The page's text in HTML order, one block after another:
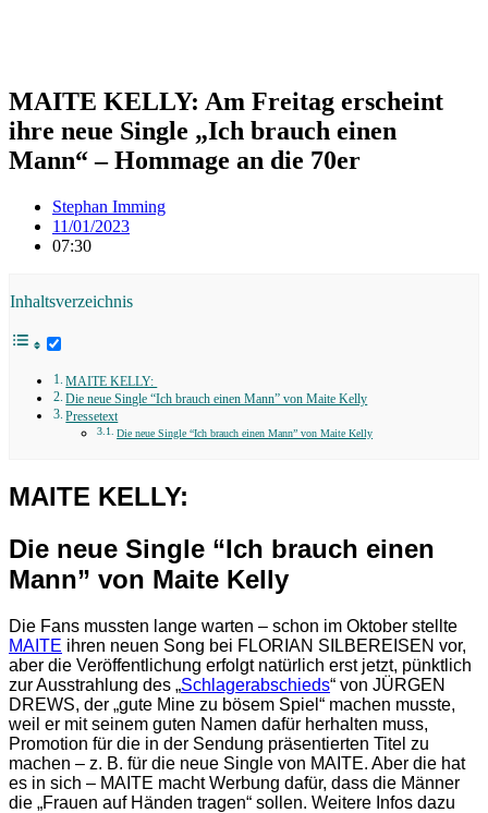
MAITE KELLY: Am Freitag erscheint
ihre neue Single „Ich brauch einen
Mann“ – Hommage an die 70er
Stephan Imming
11/01/2023
07:30
Inhaltsverzeichnis
MAITE KELLY:
Die neue Single “Ich brauch einen Mann” von Maite Kelly
Pressetext
Die neue Single “Ich brauch einen Mann” von Maite Kelly
MAITE KELLY:
Die neue Single “Ich brauch einen
Mann” von Maite Kelly
Die Fans mussten lange warten – schon im Oktober stellte
MAITE ihren neuen Song bei FLORIAN SILBEREISEN vor,
aber die Veröffentlichung erfolgt natürlich erst jetzt, pünktlich
zur Ausstrahlung des „Schlagerabschieds“ von JÜRGEN
DREWS, der „gute Mine zu bösem Spiel“ machen musste,
weil er mit seinem guten Namen dafür herhalten muss,
Promotion für die in der Sendung präsentierten Titel zu
machen – z. B. für die neue Single von MAITE. Aber die hat
es in sich – MAITE macht Werbung dafür, dass die Männer
die „Frauen auf Händen tragen“ sollen. Weitere Infos dazu